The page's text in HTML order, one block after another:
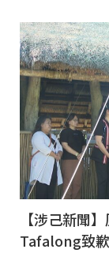
【涉己新聞
Tafalong致歉